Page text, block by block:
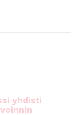
yhdisti